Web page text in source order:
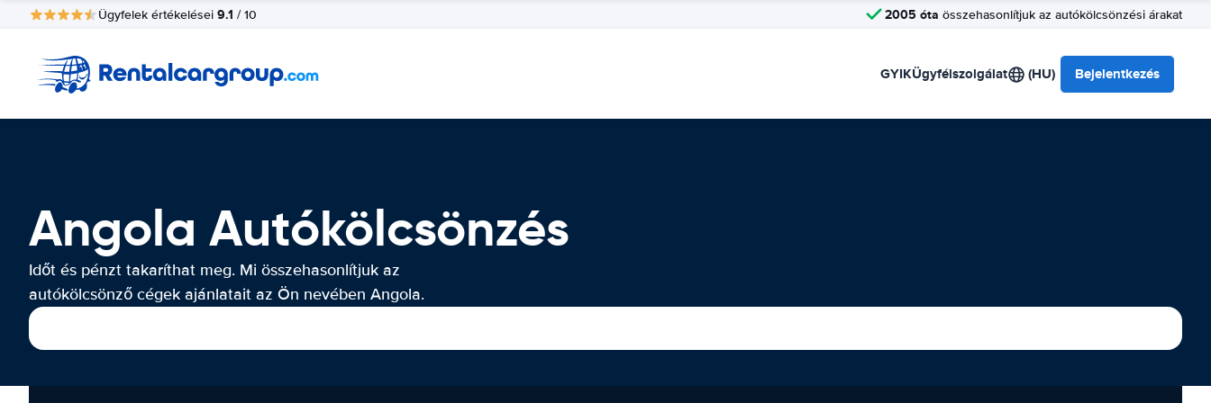
Ügyfelek értékelései 9.1 / 10 2005 óta összehasonlítjuk az autókölcsönzési árakat
GYIKÜgyfélszolgálat (HU) Bejelentkezés
Angola Autókölcsönzés
Időt és pénzt takaríthat meg. Mi összehasonlítjuk az
autókölcsönző cégek ajánlatait az Ön nevében Angola.